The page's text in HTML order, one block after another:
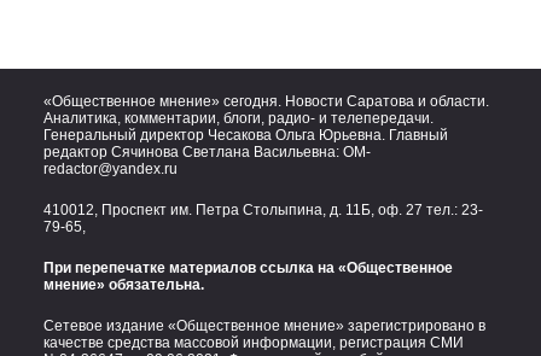
«Общественное мнение» сегодня. Новости Саратова и области.
Аналитика, комментарии, блоги, радио- и телепередачи.
Генеральный директор Чесакова Ольга Юрьевна. Главный
редактор Сячинова Светлана Васильевна: OM-
redactor@yandex.ru
410012, Проспект им. Петра Столыпина, д. 11Б, оф. 27 тел.: 23-
79-65,
При перепечатке материалов ссылка на «Общественное
мнение» обязательна.
Сетевое издание «Общественное мнение» зарегистрировано в
качестве средства массовой информации, регистрация СМИ